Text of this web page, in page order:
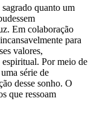
quanto um
Em colaboração
para
valores,
Por meio de
série de
desse sonho. O
que ressoam